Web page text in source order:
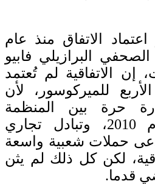
الاتفاق منذ عام
الصحفي البرازيلي فابيو
إن الاتفاقية لم تُعتمد
للميركوسور، لأن
حرة بين المنظمة
وإسرائيل منذ عام 2010، وتبادل تجاري
حملات شعبية واسعة
لكن كل ذلك لم يثن
قدما.